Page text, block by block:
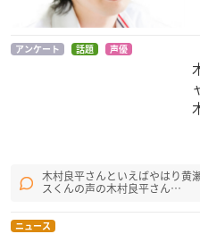
アンケート 話題 声優
木村良平さんといえばやはり黄
スくんの声の木村良平さん…
ニュース